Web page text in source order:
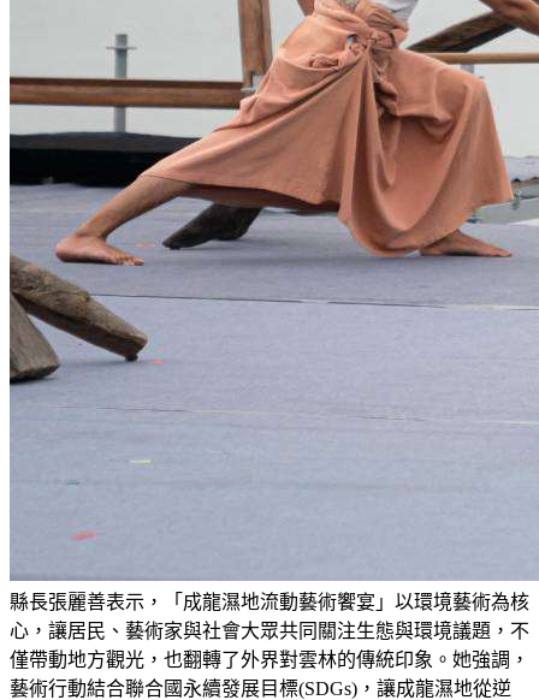
縣長張麗善表示，「成龍濕地流動藝術饗宴」以環境藝術為核
心，讓居民、藝術家與社會大眾共同關注生態與環境議題，不
僅帶動地方觀光，也翻轉了外界對雲林的傳統印象。她強調，
藝術行動結合聯合國永續發展目標(SDGs)，讓成龍濕地從逆